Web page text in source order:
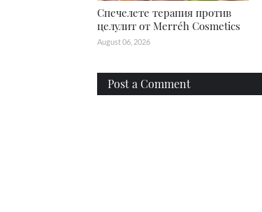
Спечелете терапия против
целулит от Merréh Cosmetics
August 06, 2026
Post a Comment